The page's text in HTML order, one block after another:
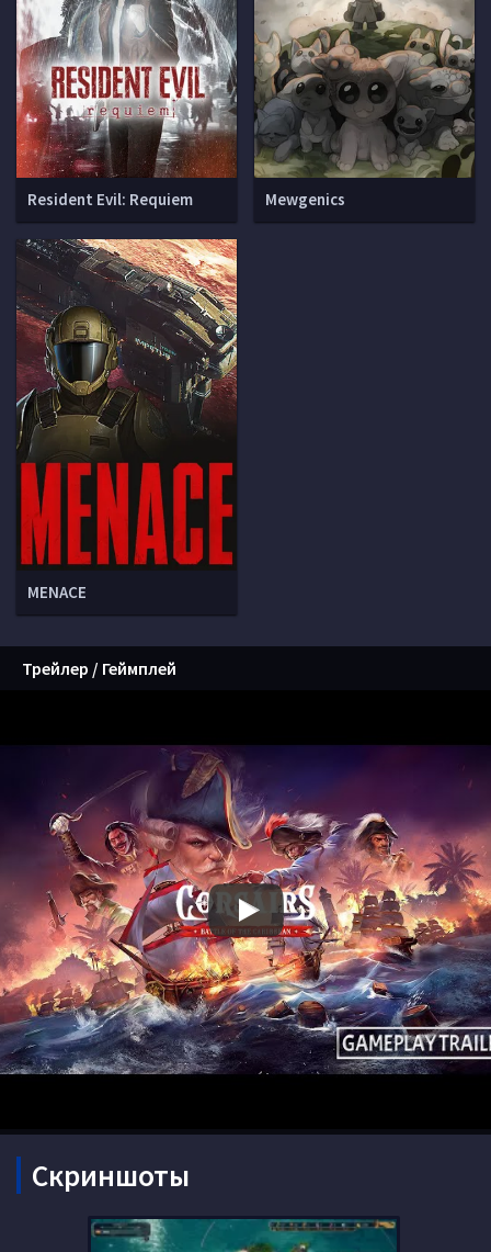
Resident Evil: Requiem Mewgenics
MENACE
Трейлер / Геймплей
Скриншоты